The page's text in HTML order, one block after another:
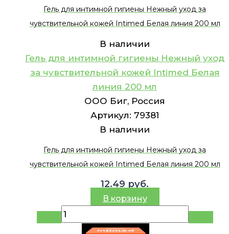
Гель для интимной гигиены Нежный уход за
чувствительной кожей Intimed Белая линия 200 мл
В наличии
Гель для интимной гигиены Нежный уход
за чувствительной кожей Intimed Белая
линия 200 мл
ООО Биг, Россия
Артикул: 79381
В наличии
Гель для интимной гигиены Нежный уход за
чувствительной кожей Intimed Белая линия 200 мл
12.49 руб.
В корзину